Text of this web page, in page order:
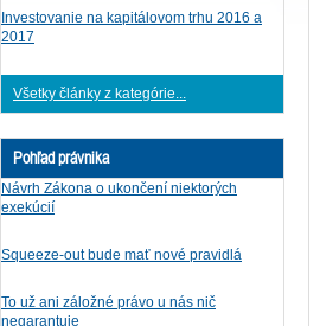
Investovanie na kapitálovom trhu 2016 a
2017
Všetky články z kategórie...
Pohľad právnika
Návrh Zákona o ukončení niektorých
exekúcií
Squeeze-out bude mať nové pravidlá
To už ani záložné právo u nás nič
negarantuje